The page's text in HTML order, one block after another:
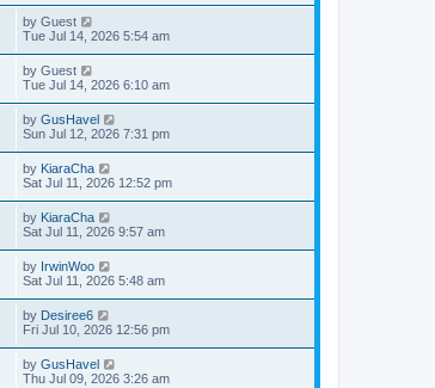
by Guest
Tue Jul 14, 2026 5:54 am
by Guest
Tue Jul 14, 2026 6:10 am
by GusHavel
Sun Jul 12, 2026 7:31 pm
by KiaraCha
Sat Jul 11, 2026 12:52 pm
by KiaraCha
Sat Jul 11, 2026 9:57 am
by IrwinWoo
Sat Jul 11, 2026 5:48 am
by Desiree6
Fri Jul 10, 2026 12:56 pm
by GusHavel
Thu Jul 09, 2026 3:26 am